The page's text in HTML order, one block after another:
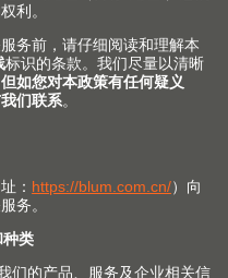
为您解答 Blum 百隆
。